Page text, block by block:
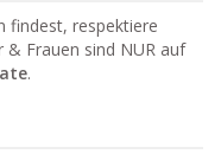
findest, respektiere
Frauen sind NUR auf
.